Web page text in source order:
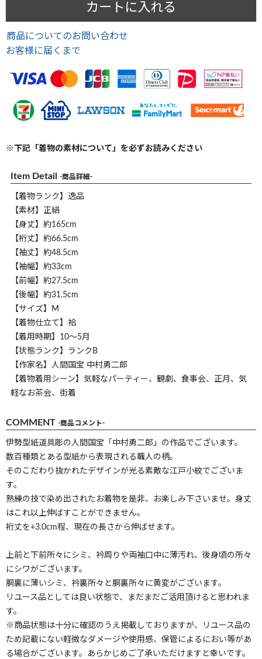
カートに入れる
商品についてのお問い合わせ
お客様に届くまで
※下記「着物の素材について」を必ずお読みください
Item Detail -商品詳細-
【着物ランク】逸品
【素材】正絹
【身丈】約165cm
【裄丈】約66.5cm
【袖丈】約48.5cm
【袖幅】約33cm
【前幅】約27.5cm
【後幅】約31.5cm
【サイズ】M
【着物仕立て】袷
【着用時期】10～5月
【状態ランク】ランクB
【作家名】人間国宝 中村勇二郎
【着物着用シーン】気軽なパーティー、観劇、食事会、正月、気
軽なお茶会、街着
COMMENT -商品コメント-
伊勢型紙道具彫の人間国宝「中村勇二郎」の作品でございます。
数百種類とある型紙から表現される職人の柄。
そのこだわり抜かれたデザインが光る素敵な江戸小紋でございま
す。
熟練の技で染め出されたお着物を是非、お楽しみ下さいませ。身丈
はこれ以上伸ばすことができません。
裄丈を+3.0cm程、現在の長さから伸ばせます。
上前と下前所々にシミ、衿周りや両袖口中に薄汚れ、後身頃の所々
にシワがございます。
胴裏に薄いシミ、衿裏所々と胴裏所々に黄変がございます。
リユース品としては良い状態で、まだまだご活用頂けると思われま
す。
※商品状態は十分に確認のうえ掲載しておりますが、リユース品の
ため記載にない軽微なダメージや使用感、保管によるにおい等があ
る場合がございます。あらかじめご了承いただけますと幸いです。